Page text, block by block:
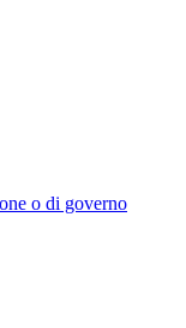
o di governo